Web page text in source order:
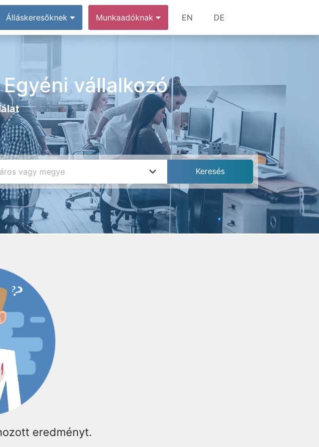
Álláskeresőknek Munkaadóknak EN DE
vállalkozó
eredményt.